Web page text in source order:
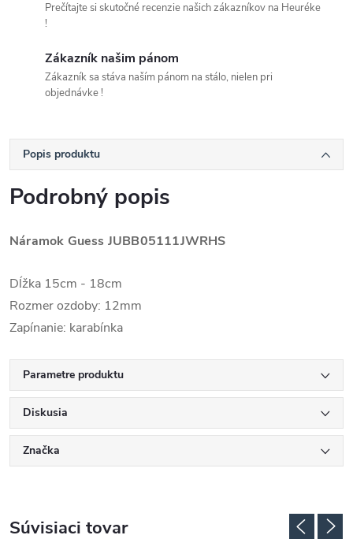
Prečítajte si skutočné recenzie našich zákazníkov na Heuréke
!
Zákazník našim pánom
Zákazník sa stáva naším pánom na stálo, nielen pri
objednávke !
Popis produktu
Podrobný popis
Náramok Guess JUBB05111JWRHS
Dĺžka 15cm - 18cm
Rozmer ozdoby: 12mm
Zapínanie: karabínka
Parametre produktu
Diskusia
Značka
Súvisiaci tovar